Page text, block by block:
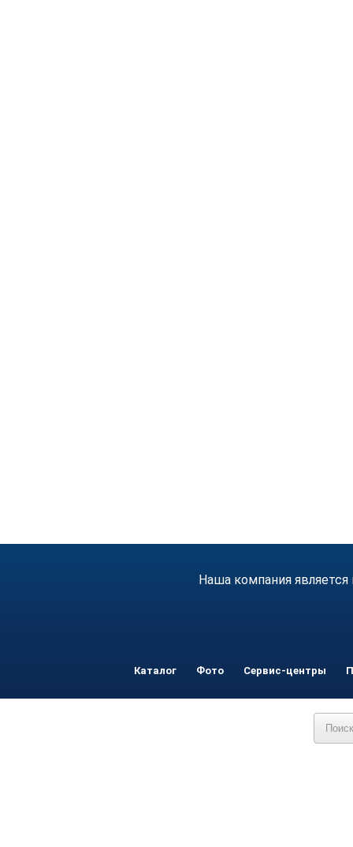
Наша компания
Каталог Фото Сервис-центры